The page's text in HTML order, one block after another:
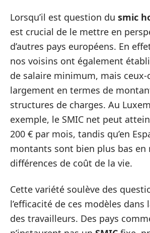
Lorsqu’il est question du smic
est crucial de le mettre en
d’autres pays européens. En
nos voisins ont également
de salaire minimum, mais ceux-
largement en termes de
structures de charges. Au
exemple, le SMIC net peut
200 € par mois, tandis qu’en
montants sont bien plus bas en
différences de coût de la vie.
Cette variété soulève des
l’efficacité de ces modèles
des travailleurs. Des pays